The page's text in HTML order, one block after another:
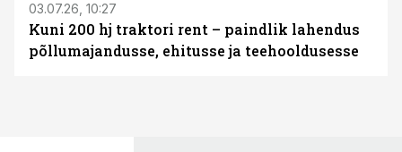
03.07.26, 10:27
Kuni 200 hj traktori rent – paindlik lahendus
põllumajandusse, ehitusse ja teehooldusesse